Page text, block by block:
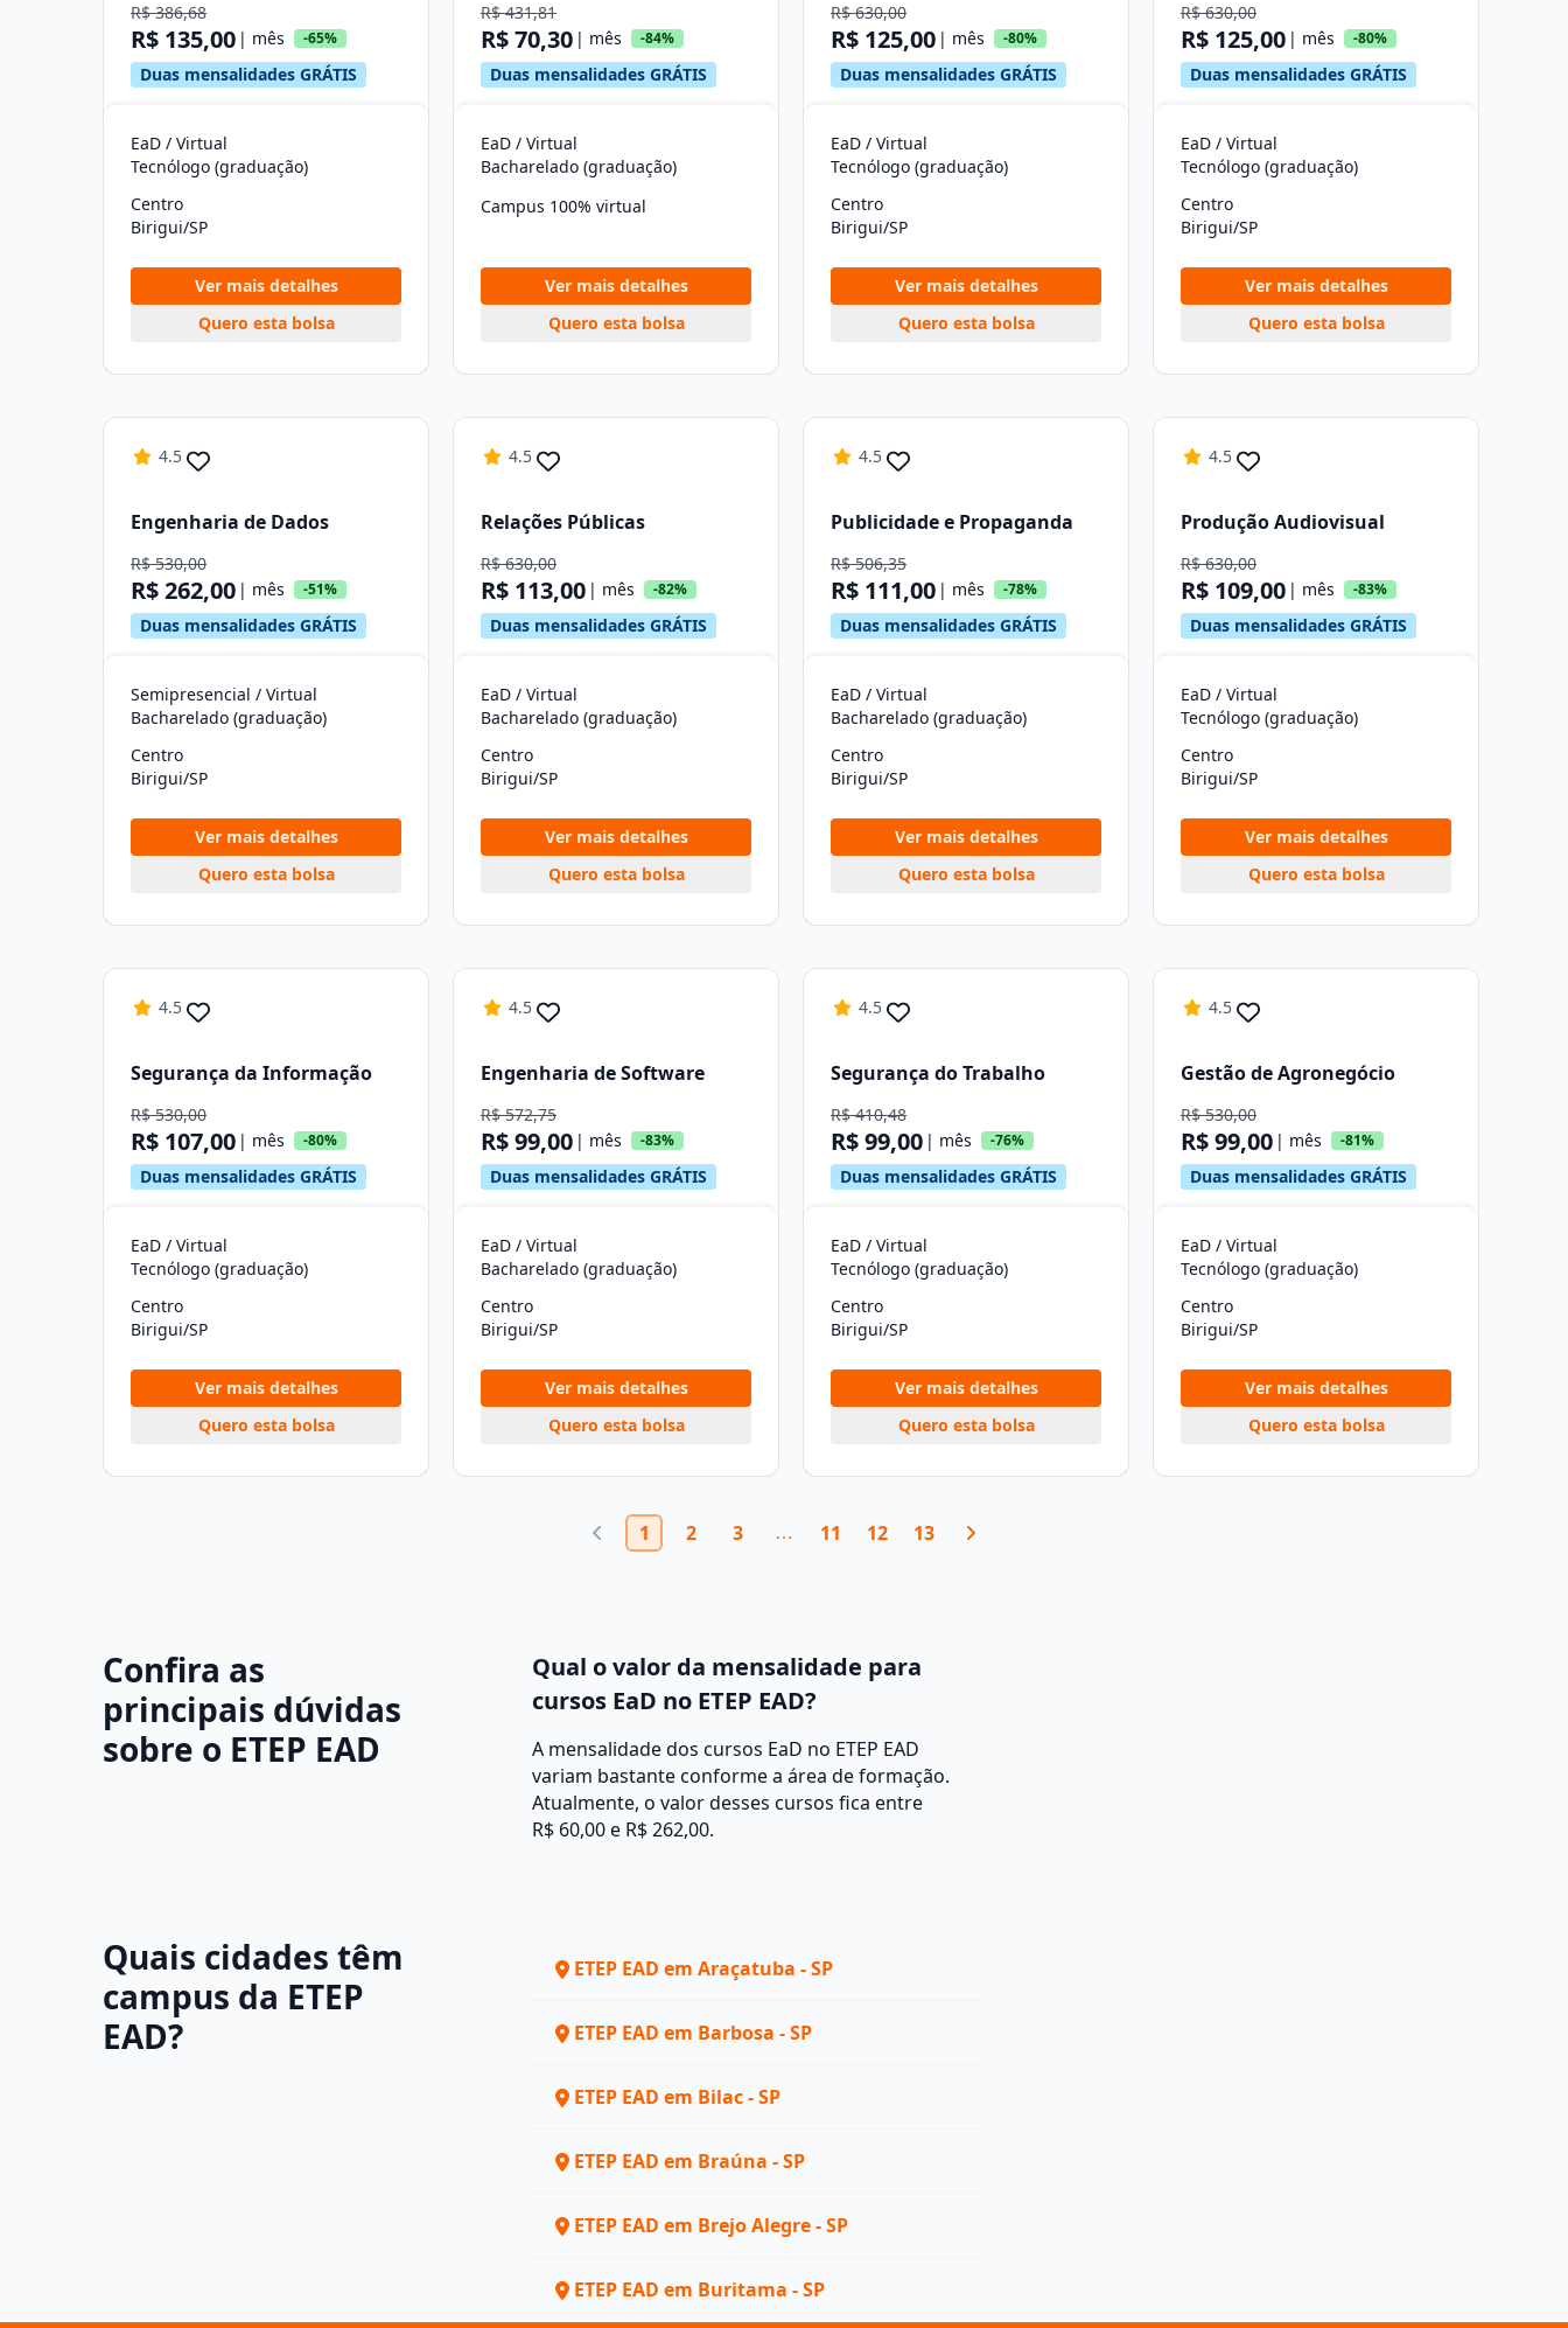
R$ 386,68
R$ 135,00 | mês -65%
Duas mensalidades GRÁTIS
EaD / Virtual
Tecnólogo (graduação)
Centro
Birigui/SP
Ver mais detalhes
Quero esta bolsa
R$ 431,81
R$ 70,30 | mês -84%
Duas mensalidades GRÁTIS
EaD / Virtual
Bacharelado (graduação)
Campus 100% virtual
Ver mais detalhes
Quero esta bolsa
R$ 630,00
R$ 125,00 | mês -80%
Duas mensalidades GRÁTIS
EaD / Virtual
Tecnólogo (graduação)
Centro
Birigui/SP
Ver mais detalhes
Quero esta bolsa
R$ 630,00
R$ 125,00 | mês -80%
Duas mensalidades GRÁTIS
EaD / Virtual
Tecnólogo (graduação)
Centro
Birigui/SP
Ver mais detalhes
Quero esta bolsa
4.5
Engenharia de Dados
R$ 530,00
R$ 262,00 | mês -51%
Duas mensalidades GRÁTIS
Semipresencial / Virtual
Bacharelado (graduação)
Centro
Birigui/SP
Ver mais detalhes
Quero esta bolsa
4.5
Relações Públicas
R$ 630,00
R$ 113,00 | mês -82%
Duas mensalidades GRÁTIS
EaD / Virtual
Bacharelado (graduação)
Centro
Birigui/SP
Ver mais detalhes
Quero esta bolsa
4.5
Publicidade e Propaganda
R$ 506,35
R$ 111,00 | mês -78%
Duas mensalidades GRÁTIS
EaD / Virtual
Bacharelado (graduação)
Centro
Birigui/SP
Ver mais detalhes
Quero esta bolsa
4.5
Produção Audiovisual
R$ 630,00
R$ 109,00 | mês -83%
Duas mensalidades GRÁTIS
EaD / Virtual
Tecnólogo (graduação)
Centro
Birigui/SP
Ver mais detalhes
Quero esta bolsa
4.5
Segurança da Informação
R$ 530,00
R$ 107,00 | mês -80%
Duas mensalidades GRÁTIS
EaD / Virtual
Tecnólogo (graduação)
Centro
Birigui/SP
Ver mais detalhes
Quero esta bolsa
4.5
Engenharia de Software
R$ 572,75
R$ 99,00 | mês -83%
Duas mensalidades GRÁTIS
EaD / Virtual
Bacharelado (graduação)
Centro
Birigui/SP
Ver mais detalhes
Quero esta bolsa
4.5
Segurança do Trabalho
R$ 410,48
R$ 99,00 | mês -76%
Duas mensalidades GRÁTIS
EaD / Virtual
Tecnólogo (graduação)
Centro
Birigui/SP
Ver mais detalhes
Quero esta bolsa
4.5
Gestão de Agronegócio
R$ 530,00
R$ 99,00 | mês -81%
Duas mensalidades GRÁTIS
EaD / Virtual
Tecnólogo (graduação)
Centro
Birigui/SP
Ver mais detalhes
Quero esta bolsa
1 2 3 11 12 13
Confira as
principais dúvidas
sobre o ETEP EAD
Qual o valor da mensalidade para
cursos EaD no ETEP EAD?
A mensalidade dos cursos EaD no ETEP EAD
variam bastante conforme a área de formação.
Atualmente, o valor desses cursos fica entre
R$ 60,00 e R$ 262,00.
Quais cidades têm
campus da ETEP
EAD?
ETEP EAD em Araçatuba - SP
ETEP EAD em Barbosa - SP
ETEP EAD em Bilac - SP
ETEP EAD em Braúna - SP
ETEP EAD em Brejo Alegre - SP
ETEP EAD em Buritama - SP